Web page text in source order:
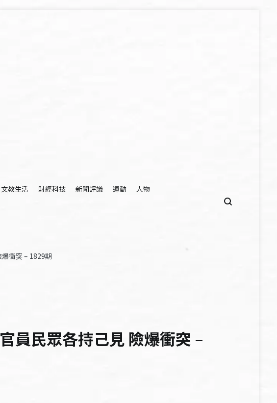
文教生活 財經科技 新聞評議 運動 人物
衝突 – 1829期
員民眾各持己見 險爆衝突 –